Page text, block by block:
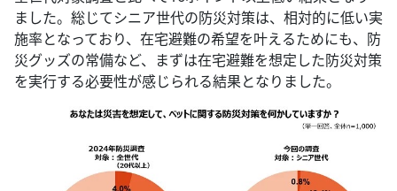
ました。総じてシニア世代の防災対策は、相対的に低い実
施率となっており、在宅避難の希望を叶えるためにも、防
災グッズの常備など、まずは在宅避難を想定した防災対策
を実行する必要性が感じられる結果となりました。